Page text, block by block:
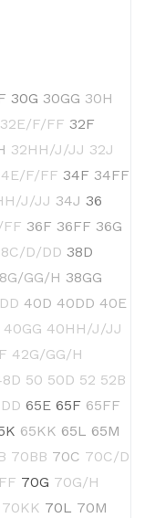
30G 30GG 30H
32E/F/FF 32F
32HH/J/JJ 32J
F/FF 34F 34FF
J/JJ 34J 36
36F 36FF 36G
D/DD 38D
GG/H 38GG
40D 40DD 40E
40GG 40HH/J/JJ
42G/GG/H
50 50D 52 52B
65E 65F 65FF
65KK 65L
65M
70BB 70C 70C/D
70G 70G/H
70KK 70L
70M